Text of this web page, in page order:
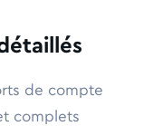
de compte
complets